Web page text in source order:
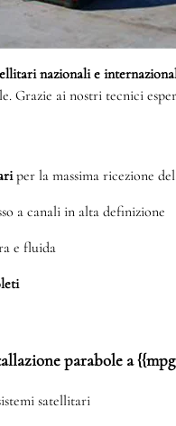
nazionali e
Grazie ai nostri tecnici
per la massima ricezione del
a canali in alta definizione
e fluida
parabole a
satellitari